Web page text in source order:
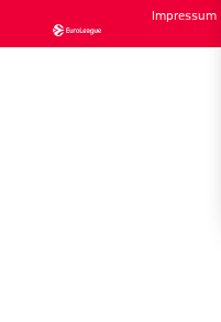
Impressum